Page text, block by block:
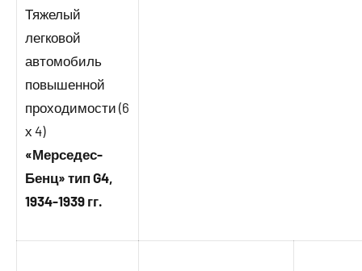
Тяжелый
легковой
автомобиль
повышенной
проходимости (6
х 4)
«Мерседес-
Бенц» тип G4,
1934-1939 гг.